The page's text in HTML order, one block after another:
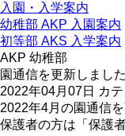
入園・入学案内
幼稚部 AKP 入園案内
初等部 AKS 入学案内
AKP 幼稚部
園通信を更新しました
2022年04月07日 カ
2022年4月の園通信を
保護者の方は「保護